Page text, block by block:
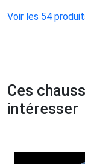
Voir les 54
Ces
intéresser